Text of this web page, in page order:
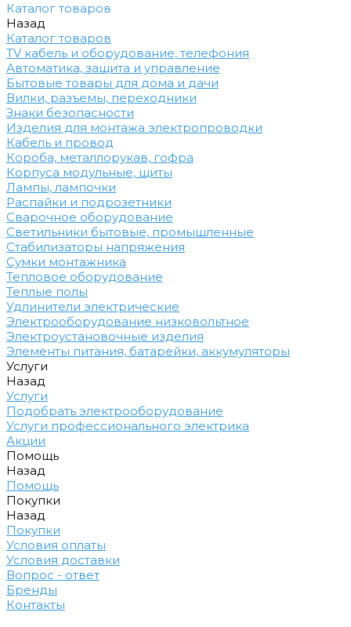
Каталог товаров
Назад
Каталог товаров
TV кабель и оборудование, телефония
Автоматика, защита и управление
Бытовые товары для дома и дачи
Вилки, разъемы, переходники
Знаки безопасности
Изделия для монтажа электропроводки
Кабель и провод
Короба, металлорукав, гофра
Корпуса модульные, щиты
Лампы, лампочки
Распайки и подрозетники
Сварочное оборудование
Светильники бытовые, промышленные
Стабилизаторы напряжения
Сумки монтажника
Тепловое оборудование
Теплые полы
Удлинители электрические
Электрооборудование низковольтное
Электроустановочные изделия
Элементы питания, батарейки, аккумуляторы
Услуги
Назад
Услуги
Подобрать электрооборудование
Услуги профессионального электрика
Акции
Помощь
Назад
Помощь
Покупки
Назад
Покупки
Условия оплаты
Условия доставки
Вопрос - ответ
Бренды
Контакты